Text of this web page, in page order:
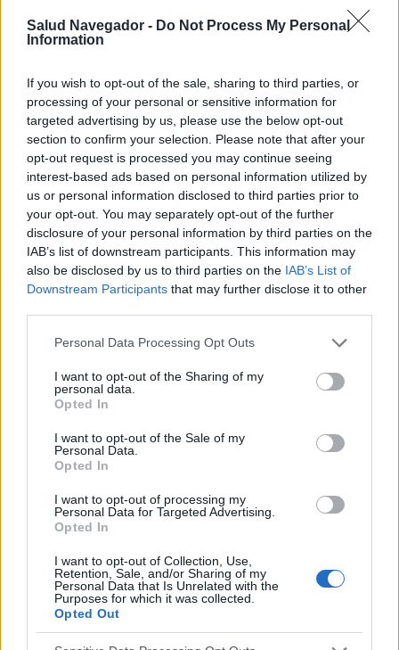
Salud Navegador - Do Not Process My Personal
Information
If you wish to opt-out of the sale, sharing to third parties, or
processing of your personal or sensitive information for
targeted advertising by us, please use the below opt-out
section to confirm your selection. Please note that after your
opt-out request is processed you may continue seeing
interest-based ads based on personal information utilized by
us or personal information disclosed to third parties prior to
your opt-out. You may separately opt-out of the further
disclosure of your personal information by third parties on the
IAB’s list of downstream participants. This information may
also be disclosed by us to third parties on the IAB’s List of
Downstream Participants that may further disclose it to other
Please note that this website/app uses one or more Google
not limited to your visit or usage behaviour. You may click to
grant or deny consent to Google and its third-party tags to
use your data for below specified purposes in below Google
consent section.
Personal Data Processing Opt Outs
I want to opt-out of the Sharing of my
personal data.
Opted In
I want to opt-out of the Sale of my
Personal Data.
Opted In
I want to opt-out of processing my
Personal Data for Targeted Advertising.
Opted In
I want to opt-out of Collection, Use,
Retention, Sale, and/or Sharing of my
Personal Data that Is Unrelated with the
Purposes for which it was collected.
Opted Out
Los cambios de peso en las mujeres durante el ciclo
menstrual están relacionados con las fluctuaciones
OTROS TEMAS
Cuidado de la piel consciente: elija sabiamente - por
usted y por el planeta
Las estanterías de las tiendas están abarrotadas de un gran
número de productos, lo que no facilita la vida cuando se
trata de encontrar el adecuado. Por eso el cuidado